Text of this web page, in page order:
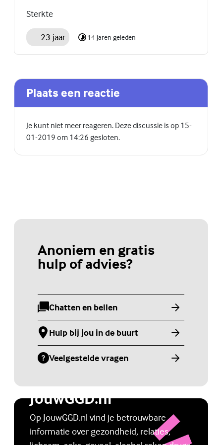
Sterkte
23 jaar 14 jaren geleden
Plaats een reactie
Je kunt niet meer reageren. Deze discussie is op 15-
01-2019 om 14:26 gesloten.
Anoniem en gratis
hulp of advies?
Chatten en bellen
(Externe link)
Hulp bij jou in de buurt
(Externe link)
Veelgestelde vragen
(Externe link)
Jongerenwebsite
JouwGGD.nl
Op JouwGGD.nl vind je betrouwbare
informatie over gezondheid, relaties,